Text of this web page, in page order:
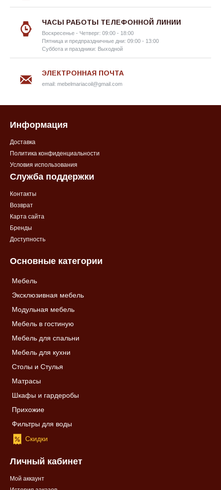
ЧАСЫ РАБОТЫ ТЕЛЕФОННОЙ ЛИНИИ
Воскресенье - Четверг: 09:00 - 18:00
Пятница и предпраздничные дни: 09:00 - 13:00
Суббота и праздники: Выходной
ЭЛЕКТРОННАЯ ПОЧТА
email: mebelmariacoil@gmail.com
Информация
Доставка
Политика конфиденциальности
Условия использования
Служба поддержки
Контакты
Возврат
Карта сайта
Бренды
Доступность
Основные категории
Мебель
Эксклюзивная мебель
Модульная мебель
Мебель в гостиную
Мебель для спальни
Мебель для кухни
Столы и Стулья
Матрасы
Шкафы и гардеробы
Прихожие
Фильтры для воды
Скидки
Личный кабинет
Мой аккаунт